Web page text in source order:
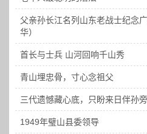
父亲孙长江名列山东老战士纪念
华）
首长与士兵 山河回响千山秀
青山埋忠骨，寸心念祖父
三代遗憾藏心底，只盼来日伴孙旁
1949年璧山县委领导